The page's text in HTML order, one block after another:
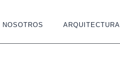
NOSOTROS ARQUITECTURA